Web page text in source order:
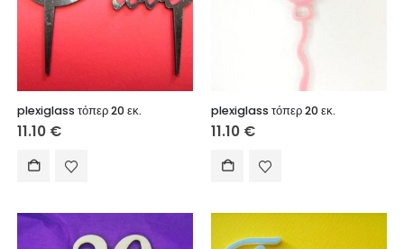
plexiglass τόπερ 20 εκ.
11.10 €
plexiglass τόπερ 20 εκ.
11.10 €